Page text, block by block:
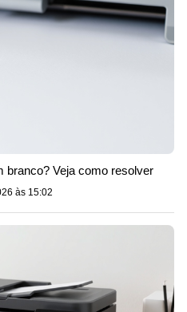
branco? Veja como resolver
às 15:02